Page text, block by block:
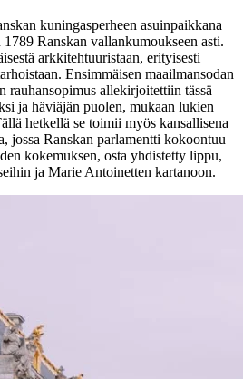
kuningasperheen asuinpaikkana
Ranskan vallankumoukseen asti.
arkkitehtuuristaan, erityisesti
Ensimmäisen maailmansodan
rauhansopimus allekirjoitettiin tässä
ja häviäjän puolen, mukaan lukien
hetkellä se toimii myös kansallisena
jossa Ranskan parlamentti kokoontuu
kokemuksen, osta yhdistetty lippu,
ja Marie Antoinetten kartanoon.